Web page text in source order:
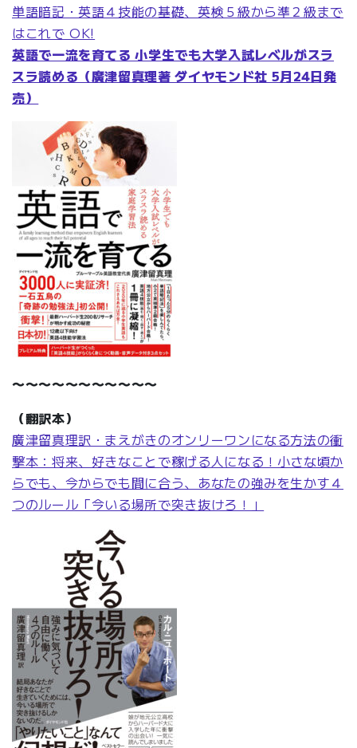
単語暗記・英語４技能の基礎、英検５級から準２級まで
はこれで OK!
英語で一流を育てる 小学生でも大学入試レベルがスラ
スラ読める（廣津留真理著 ダイヤモンド社 5月24日発
売）
〜〜〜〜〜〜〜〜〜〜〜
（翻訳本）
廣津留真理訳・まえがきのオンリーワンになる方法の衝
撃本：将来、好きなことで稼げる人になる！小さな頃か
らでも、今からでも間に合う、あなたの強みを生かす４
つのルール「今いる場所で突き抜けろ！」